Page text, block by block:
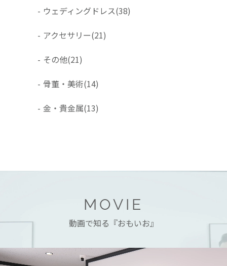
- ウェディングドレス(38)
- アクセサリー(21)
- その他(21)
- 骨董・美術(14)
- 金・貴金属(13)
MOVIE
動画で知る『おもいお』